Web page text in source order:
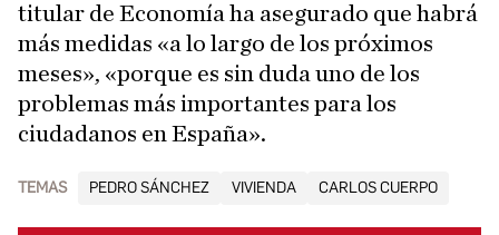
titular de Economía ha asegurado que habrá
más medidas «a lo largo de los próximos
meses», «porque es sin duda uno de los
problemas más importantes para los
ciudadanos en España».
TEMAS PEDRO SÁNCHEZ VIVIENDA CARLOS CUERPO